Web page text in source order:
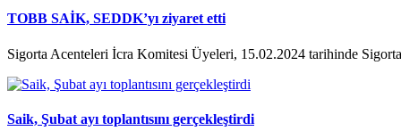
TOBB SAİK, SEDDK’yı ziyaret etti
Sigorta Acenteleri İcra Komitesi Üyeleri, 15.02.2024 tarihinde
Saik, Şubat ayı toplantısını gerçekleştirdi